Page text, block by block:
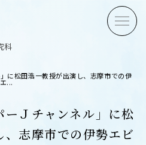
科
へ 在学生
に松田浩一教授が出演し、志摩市での伊
...
ーＪチャンネル」に松
志摩市での伊勢エビ